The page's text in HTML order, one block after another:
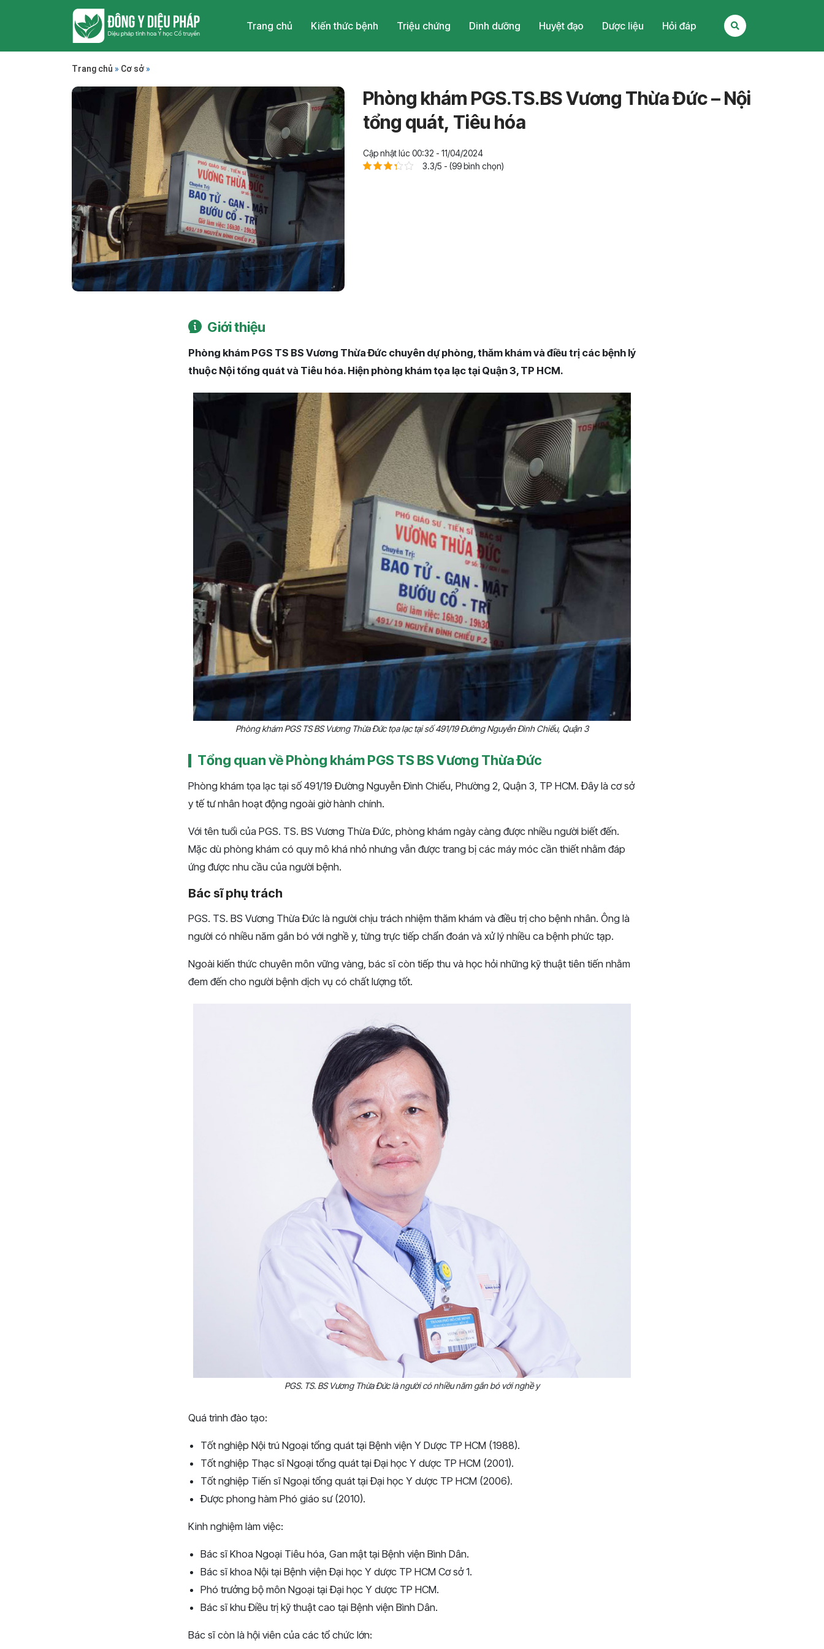
Trang chủ Kiến thức bệnh Triệu chứng Dinh dưỡng Huyệt đạo Dược liệu Hỏi đáp
Trang chủ » Cơ sở »
Phòng khám PGS.TS.BS Vương Thừa Đức – Nội
tổng quát, Tiêu hóa
Cập nhật lúc 00:32 - 11/04/2024
3.3/5 - (99 bình chọn)
Giới thiệu
Phòng khám PGS TS BS Vương Thừa Đức chuyên dự phòng, thăm khám và điều trị các bệnh lý
thuộc Nội tổng quát và Tiêu hóa. Hiện phòng khám tọa lạc tại Quận 3, TP HCM.
Phòng khám PGS TS BS Vương Thừa Đức tọa lạc tại số 491/19 Đường Nguyễn Đình Chiểu, Quận 3
Tổng quan về Phòng khám PGS TS BS Vương Thừa Đức
Phòng khám tọa lạc tại số 491/19 Đường Nguyễn Đình Chiểu, Phường 2, Quận 3, TP HCM. Đây là cơ sở
y tế tư nhân hoạt động ngoài giờ hành chính.
Với tên tuổi của PGS. TS. BS Vương Thừa Đức, phòng khám ngày càng được nhiều người biết đến.
Mặc dù phòng khám có quy mô khá nhỏ nhưng vẫn được trang bị các máy móc cần thiết nhằm đáp
ứng được nhu cầu của người bệnh.
Bác sĩ phụ trách
PGS. TS. BS Vương Thừa Đức là người chịu trách nhiệm thăm khám và điều trị cho bệnh nhân. Ông là
người có nhiều năm gắn bó với nghề y, từng trực tiếp chẩn đoán và xử lý nhiều ca bệnh phức tạp.
Ngoài kiến thức chuyên môn vững vàng, bác sĩ còn tiếp thu và học hỏi những kỹ thuật tiên tiến nhằm
đem đến cho người bệnh dịch vụ có chất lượng tốt.
PGS. TS. BS Vương Thừa Đức là người có nhiều năm gắn bó với nghề y
Quá trình đào tạo:
Tốt nghiệp Nội trú Ngoại tổng quát tại Bệnh viện Y Dược TP HCM (1988).
Tốt nghiệp Thạc sĩ Ngoại tổng quát tại Đại học Y dược TP HCM (2001).
Tốt nghiệp Tiến sĩ Ngoại tổng quát tại Đại học Y dược TP HCM (2006).
Được phong hàm Phó giáo sư (2010).
Kinh nghiệm làm việc:
Bác sĩ Khoa Ngoại Tiêu hóa, Gan mật tại Bệnh viện Bình Dân.
Bác sĩ khoa Nội tại Bệnh viện Đại học Y dược TP HCM Cơ sở 1.
Phó trưởng bộ môn Ngoại tại Đại học Y dược TP HCM.
Bác sĩ khu Điều trị kỹ thuật cao tại Bệnh viện Bình Dân.
Bác sĩ còn là hội viên của các tổ chức lớn: